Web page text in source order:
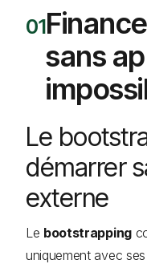
sans
Le
démarrer
externe
Le bootstrapping
uniquement avec